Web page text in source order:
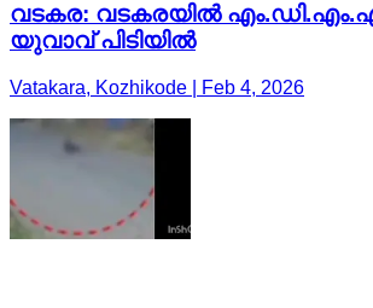
വടകര: വടകരയിൽ
യുവാവ് പിടിയിൽ
Vatakara, Kozhikode | Feb 4, 2026